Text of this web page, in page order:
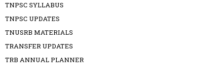
TNPSC SYLLABUS
TNPSC UPDATES
TNUSRB MATERIALS
TRANSFER UPDATES
TRB ANNUAL PLANNER